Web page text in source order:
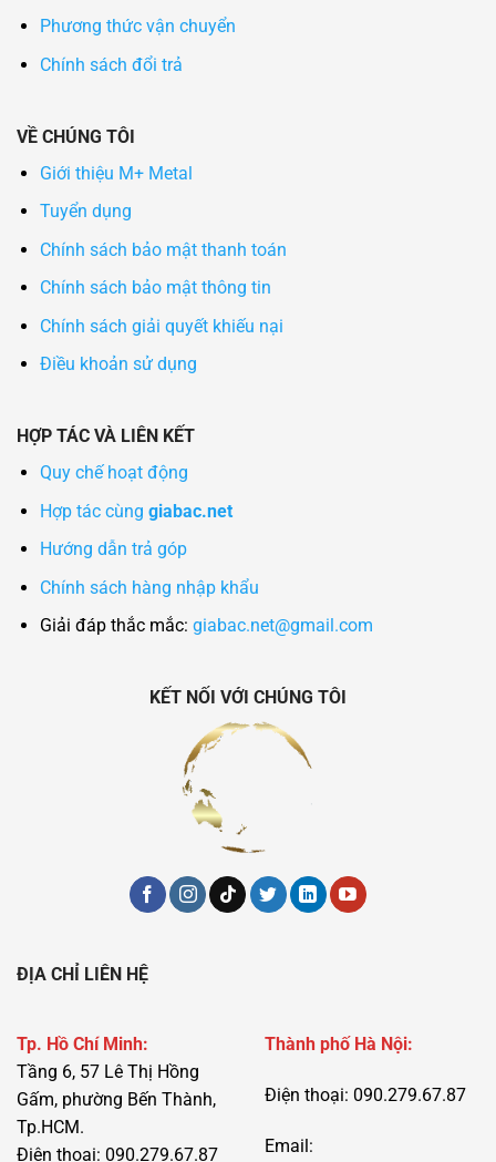
Phương thức vận chuyển
Chính sách đổi trả
VỀ CHÚNG TÔI
Giới thiệu M+ Metal
Tuyển dụng
Chính sách bảo mật thanh toán
Chính sách bảo mật thông tin
Chính sách giải quyết khiếu nại
Điều khoản sử dụng
HỢP TÁC VÀ LIÊN KẾT
Quy chế hoạt động
Hợp tác cùng giabac.net
Hướng dẫn trả góp
Chính sách hàng nhập khẩu
Giải đáp thắc mắc: giabac.net@gmail.com
KẾT NỐI VỚI CHÚNG TÔI
ĐỊA CHỈ LIÊN HỆ
Tp. Hồ Chí Minh:
Tầng 6, 57 Lê Thị Hồng
Gấm, phường Bến Thành,
Tp.HCM.
Điện thoại: 090.279.67.87
Thành phố Hà Nội:
Điện thoại: 090.279.67.87
Email: